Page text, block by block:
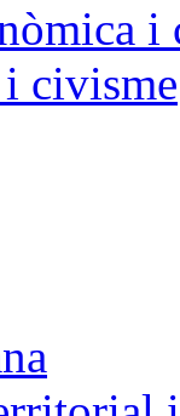
i
civisme